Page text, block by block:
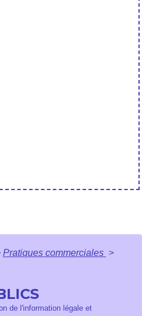
Pratiques commerciales >
de l'information légale et